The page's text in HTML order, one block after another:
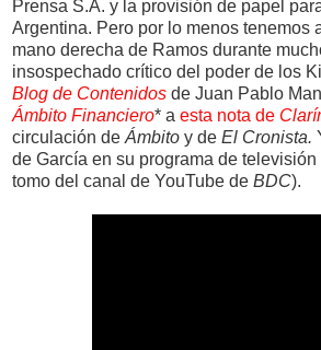
Prensa S.A. y la provisión de papel
Argentina. Pero por lo menos tenemos
mano derecha de Ramos durante
insospechado crítico del poder de los
Blog de Contenidos de Juan Pablo
Ámbito Financiero* a esta nota de
circulación de Ámbito y de El Cronista.
de García en su programa de
tomo del canal de YouTube de BDC).